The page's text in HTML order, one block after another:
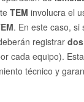
TEM involucra el
. En este caso, si
registrar
cada equipo).
técnico y